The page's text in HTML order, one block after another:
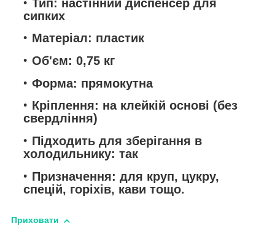
Тип: настінний диспенсер для
сипких
Матеріал: пластик
Об'єм: 0,75 кг
Форма: прямокутна
Кріплення: на клейкій основі (без
свердління)
Підходить для зберігання в
холодильнику: так
Призначення: для круп, цукру,
спецій, горіхів, кави тощо.
Приховати